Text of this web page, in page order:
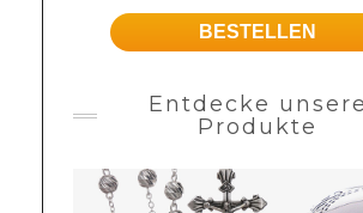
BESTELLEN
Entdecke unsere
Produkte